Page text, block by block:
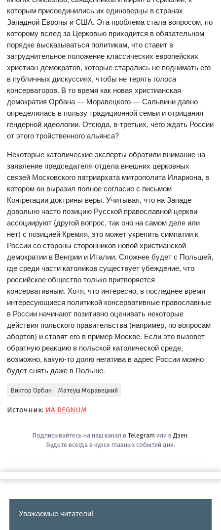
которым присоединились их единоверцы в странах
Западной Европы и США. Эта проблема стала вопросом, по
которому вслед за Церковью приходится в обязательном
порядке высказываться политикам, что ставит в
затруднительное положение классических европейских
христиан-демократов, которые старались не поднимать его
в публичных дискуссиях, чтобы не терять голоса
консерваторов. В то время как новая христианская
демократия Орбана — Моравецкого — Сальвини давно
определилась в пользу традиционной семьи и отрицания
гендерной идеологии. Отсюда, в-третьих, чего ждать России
от этого тройственного альянса?
Некоторые католические эксперты обратили внимание на
заявление председателя отдела внешних церковных
связей Московского патриархата митрополита Илариона, в
котором он выразил полное согласие с письмом
Конгрегации доктрины веры. Учитывая, что на Западе
довольно часто позицию Русской православной церкви
ассоциируют (другой вопрос, так оно на самом деле или
нет) с позицией Кремля, это может укрепить симпатии к
России со стороны сторонников новой христианской
демократии в Венгрии и Италии. Сложнее будет с Польшей,
где среди части католиков существует убеждение, что
российское общество только притворяется
консервативным. Хотя, что интересно, в последнее время
интересующиеся политикой консервативные православные
в России начинают позитивно оценивать некоторые
действия польского правительства (например, по вопросам
абортов) и ставят его в пример Москве. Если это вызовет
обратную реакцию в польской католической среде,
возможно, какую-то долю негатива в адрес России можно
будет снять даже в Польше.
Виктор Орбан Матеуш Моравецкий
Источник: ИА REGNUM
Подписывайтесь на наш канал в Telegram или в Дзен.
Будьте всегда в курсе главных событий дня.
Уважаемые читатели!